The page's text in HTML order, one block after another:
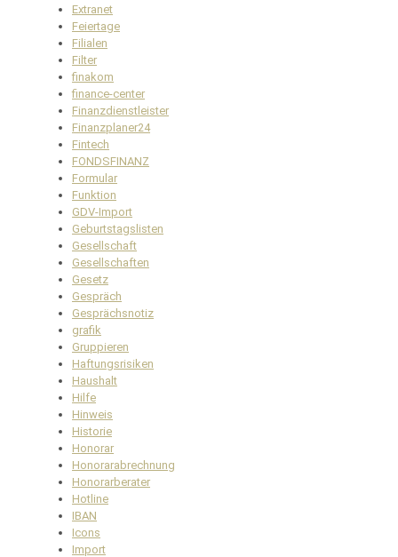
Extranet
Feiertage
Filialen
Filter
finakom
finance-center
Finanzdienstleister
Finanzplaner24
Fintech
FONDSFINANZ
Formular
Funktion
GDV-Import
Geburtstagslisten
Gesellschaft
Gesellschaften
Gesetz
Gespräch
Gesprächsnotiz
grafik
Gruppieren
Haftungsrisiken
Haushalt
Hilfe
Hinweis
Historie
Honorar
Honorarabrechnung
Honorarberater
Hotline
IBAN
Icons
Import